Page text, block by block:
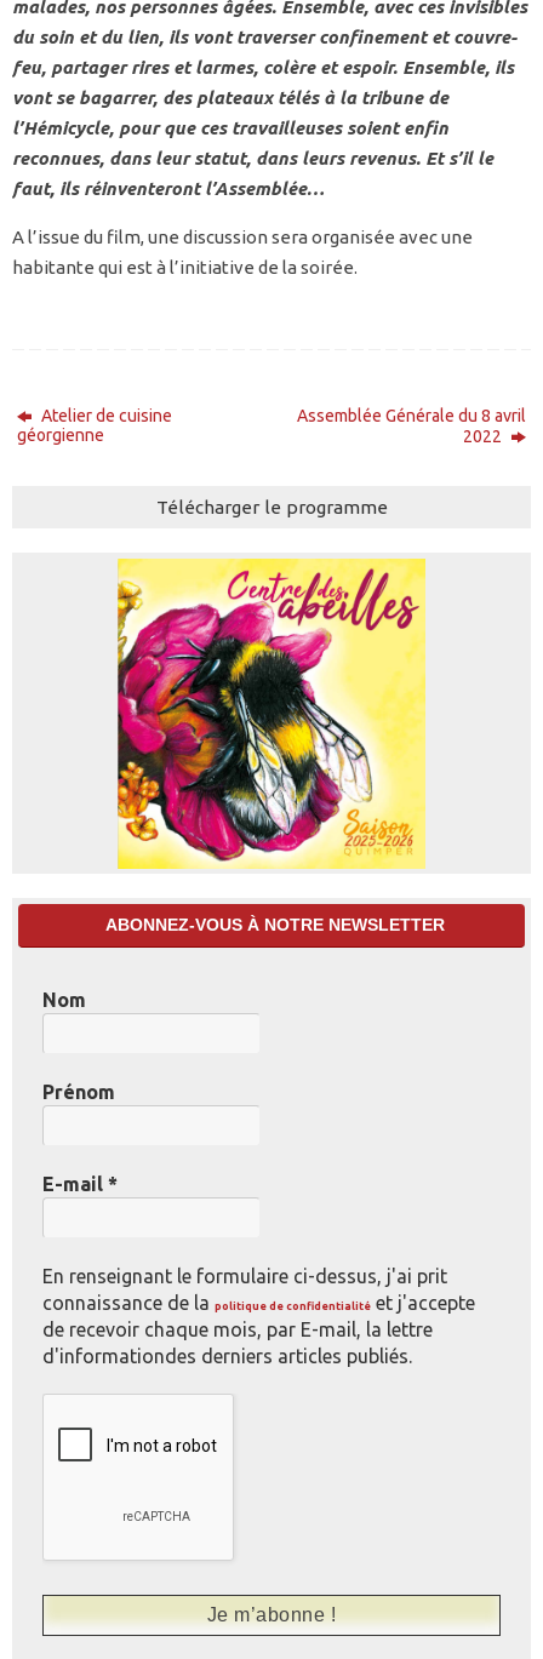
malades, nos personnes âgées. Ensemble, avec ces invisibles
du soin et du lien, ils vont traverser confinement et couvre-
feu, partager rires et larmes, colère et espoir. Ensemble, ils
vont se bagarrer, des plateaux télés à la tribune de
l’Hémicycle, pour que ces travailleuses soient enfin
reconnues, dans leur statut, dans leurs revenus. Et s’il le
faut, ils réinventeront l’Assemblée…
A l’issue du film, une discussion sera organisée avec une
habitante qui est à l’initiative de la soirée.
Atelier de cuisine
géorgienne
Assemblée Générale du 8 avril
2022
Télécharger le programme
ABONNEZ-VOUS À NOTRE NEWSLETTER
Nom
Prénom
E-mail *
En renseignant le formulaire ci-dessus, j'ai prit
connaissance de la politique de confidentialité et j'accepte
de recevoir chaque mois, par E-mail, la lettre
d'informationdes derniers articles publiés.